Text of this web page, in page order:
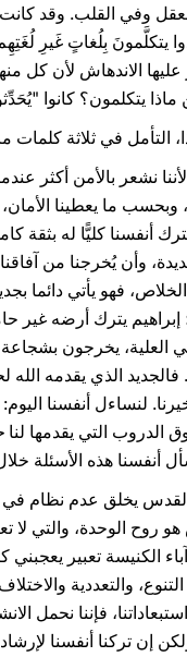
وفي القلب. وقد كانت
يتكلَّمونَ بِلُغاتٍ غَيرِ
الاندهاش لأن كل
يتكلمون؟ كانوا
التأمل في ثلاثة كلمات
لأننا نشعر بالأمن
ما يعطينا
كليًّا له بثقة
وأن يُخرجنا من
فهو يأتي دائما
إبراهيم يترك أرضه
العلية، يخرجون
الذي يقدمه الله
لنساءل أنفسنا
التي يقدمها لنا
أنفسنا هذه الأسئلة
القدس يخلق عدم نظام
روح الوحدة، والتي لا
الكنيسة تعبير يعجبني
والتعددية
فإننا نحمل
إن تركنا أنفسنا